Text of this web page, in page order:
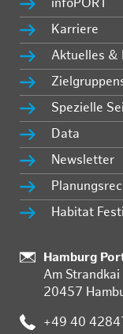
infoPORT
Karriere
Aktuelles &
Spezielle
Data
Newsletter
Habitat
Standort:
Hamburg
Am Strandkai
20457
Telefon:
+49 40